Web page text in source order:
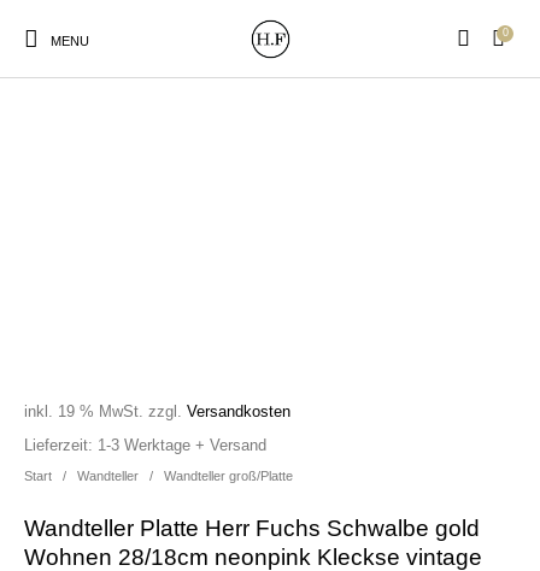
MENU
0
Poster&Notizbücher
für den Kopf
Start / Wandteller / Wandteller groß/Platte
Wandteller Platte Herr Fuchs Schwalbe gold
Wohnen 28/18cm neonpink Kleckse vintage
inkl. 19 % MwSt. zzgl.Versandkosten
Lieferzeit: 1-3 Werktage + Versand